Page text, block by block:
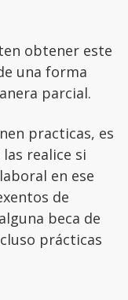
obtener este
una forma
parcial.
practicas, es
realice si
en ese
de
beca de
prácticas